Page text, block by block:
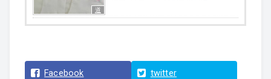
道
Facebook twitter